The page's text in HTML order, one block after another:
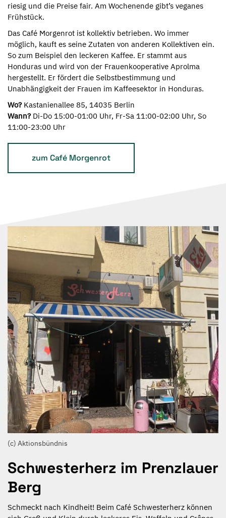
riesig und die Preise fair. Am Wochenende gibt’s veganes
Frühstück.
Das Café Morgenrot ist kollektiv betrieben. Wo immer
möglich, kauft es seine Zutaten von anderen Kollektiven ein.
So zum Beispiel den leckeren Kaffee. Er stammt aus
Honduras und wird von der Frauenkooperative Aprolma
hergestellt. Er fördert die Selbstbestimmung und
Unabhängigkeit der Frauen im Kaffeesektor in Honduras.
Wo?Kastanienallee 85, 14035 Berlin
Wann?Di-Do 15:00-01:00 Uhr, Fr-Sa 11:00-02:00 Uhr, So
11:00-23:00 Uhr
zum Café Morgenrot
Schwesterherz im Prenzlauer
Berg
Schmeckt nach Kindheit! Beim Café Schwesterherz können
(c) Aktionsbündnis